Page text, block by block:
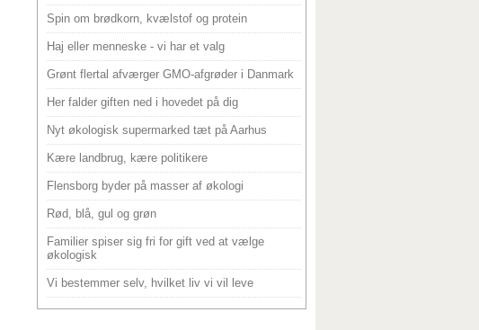
Spin om brødkorn, kvælstof og protein
Haj eller menneske - vi har et valg
Grønt flertal afværger GMO-afgrøder i Danmark
Her falder giften ned i hovedet på dig
Nyt økologisk supermarked tæt på Aarhus
Kære landbrug, kære politikere
Flensborg byder på masser af økologi
Rød, blå, gul og grøn
Familier spiser sig fri for gift ved at vælge
økologisk
Vi bestemmer selv, hvilket liv vi vil leve